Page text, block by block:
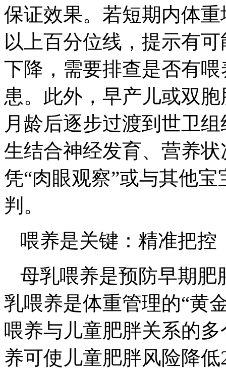
保证效果。若短期内体
以上百分位线，提示有
下降，需要排查是否有
患。此外，早产儿或双
月龄后逐步过渡到世卫
生结合神经发育、营养
凭“肉眼观察”或与其他
判。
喂养是关键：精准把控
母乳喂养是预防早期肥
乳喂养是体重管理的“黄
喂养与儿童肥胖关系的
养可使儿童肥胖风险降